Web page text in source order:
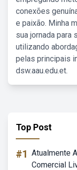
conexões
e paixão. Minha
sua jornada para
utilizando
pelas principais
dsw.aau.edu.et.
Top Post
#1 Atualmente
Comercial